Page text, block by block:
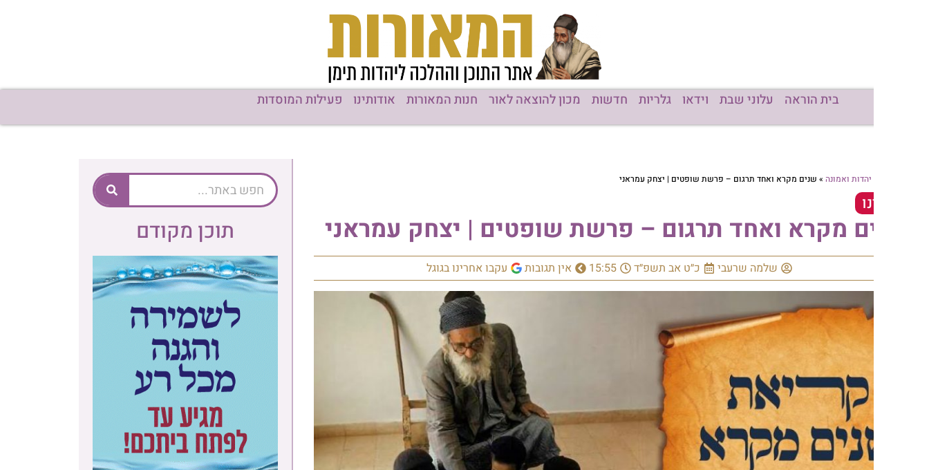
עלוני שבת וידאו גלריות חדשות מכון להוצאה לאור חנות המאורות אודותינו פעילות המוסדות
שנים מקרא ואחד תרגום – פרשת שופטים | יצחק עמראני
מקרא ואחד תרגום – פרשת שופטים | יצחק עמראני
שלמה שרעבי כ״ט אב תשפ״ד 15:55 אין תגובות עקבו אחרינו בגוגל
תוכן מקודם